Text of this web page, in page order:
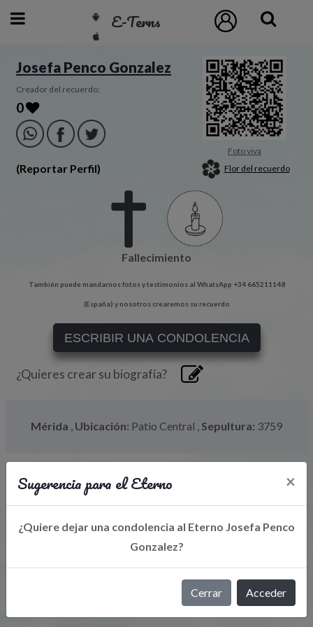
E-Terns
ENG
POR
Inicio
Acceso
Josefa Penco Gonzalez
Creador del recuerdo:
0
(Reportar Perfil)
Foto viva
Flor del recuerdo
Fallecimiento
También puede mandarnos fotos y testimonios al WhatsApp +34 665211148
(España) y nosotros crearemos su recuerdo
ESCRIBIR UNA CONDOLENCIA
¿Quieres crear su biografía?
Mérida , Ubicación: Patio Central , Sepultura: 3759
Libro de Eterno
Sugerencia para el Eterno ×
¿Quiere dejar una condolencia al Eterno Josefa Penco
Gonzalez?
Cerrar Acceder